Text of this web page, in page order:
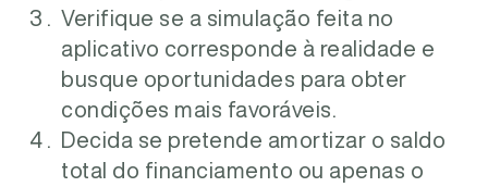
Verifique se a simulação feita no
aplicativo corresponde à realidade e
busque oportunidades para obter
condições mais favoráveis.
Decida se pretende amortizar o saldo
total do financiamento ou apenas o